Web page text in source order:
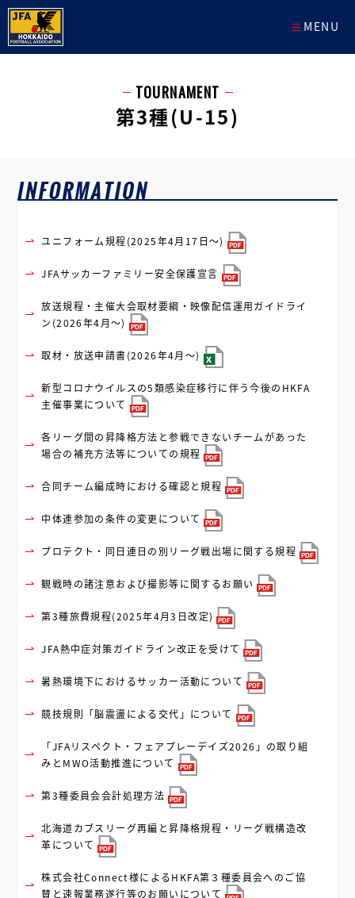
MENU
TOURNAMENT
第3種(U-15)
ユニフォーム規程(2025年4月17日～)
JFAサッカーファミリー安全保護宣言
放送規程・主催大会取材要綱・映像配信運用ガイドライ
ン(2026年4月～)
取材・放送申請書(2026年4月～)
新型コロナウイルスの5類感染症移行に伴う今後のHKFA
主催事業について
各リーグ間の昇降格方法と参戦できないチームがあった
場合の補充方法等についての規程
合同チーム編成時における確認と規程
中体連参加の条件の変更について
プロテクト・同日連日の別リーグ戦出場に関する規程
観戦時の諸注意および撮影等に関するお願い
第3種旅費規程(2025年4月3日改定)
JFA熱中症対策ガイドライン改正を受けて
暑熱環境下におけるサッカー活動について
競技規則「脳震盪による交代」について
「JFAリスペクト・フェアプレーデイズ2026」の取り組
みとMWO活動推進について
第3種委員会会計処理方法
北海道カブスリーグ再編と昇降格規程・リーグ戦構造改
革について
株式会社Connect様によるHKFA第３種委員会へのご協
賛と速報業務遂行等のお願いについて